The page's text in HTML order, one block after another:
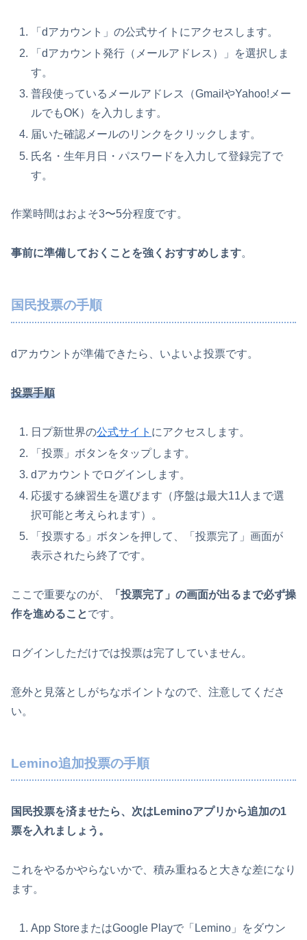
「dアカウント」の公式サイトにアクセスします。
「dアカウント発行（メールアドレス）」を選択しま
す。
普段使っているメールアドレス（GmailやYahoo!メー
ルでもOK）を入力します。
届いた確認メールのリンクをクリックします。
氏名・生年月日・パスワードを入力して登録完了で
す。
作業時間はおよそ3〜5分程度です。
事前に準備しておくことを強くおすすめします。
国民投票の手順
dアカウントが準備できたら、いよいよ投票です。
投票手順
日プ新世界の公式サイト にアクセスします。
「投票」ボタンをタップします。
dアカウントでログインします。
応援する練習生を選びます（序盤は最大11人まで選
択可能と考えられます）。
「投票する」ボタンを押して、「投票完了」画面が
表示されたら終了です。
ここで重要なのが、
「投票完了」の画面が出るまで必ず操
作を進めることです。
ログインしただけでは投票は完了していません。
意外と見落としがちなポイントなので、注意してくださ
い。
Lemino追加投票の手順
国民投票を済ませたら、次はLeminoアプリから追加の1
票を入れましょう。
これをやるかやらないかで、積み重ねると大きな差になり
ます。
App StoreまたはGoogle Playで「Lemino」をダウン